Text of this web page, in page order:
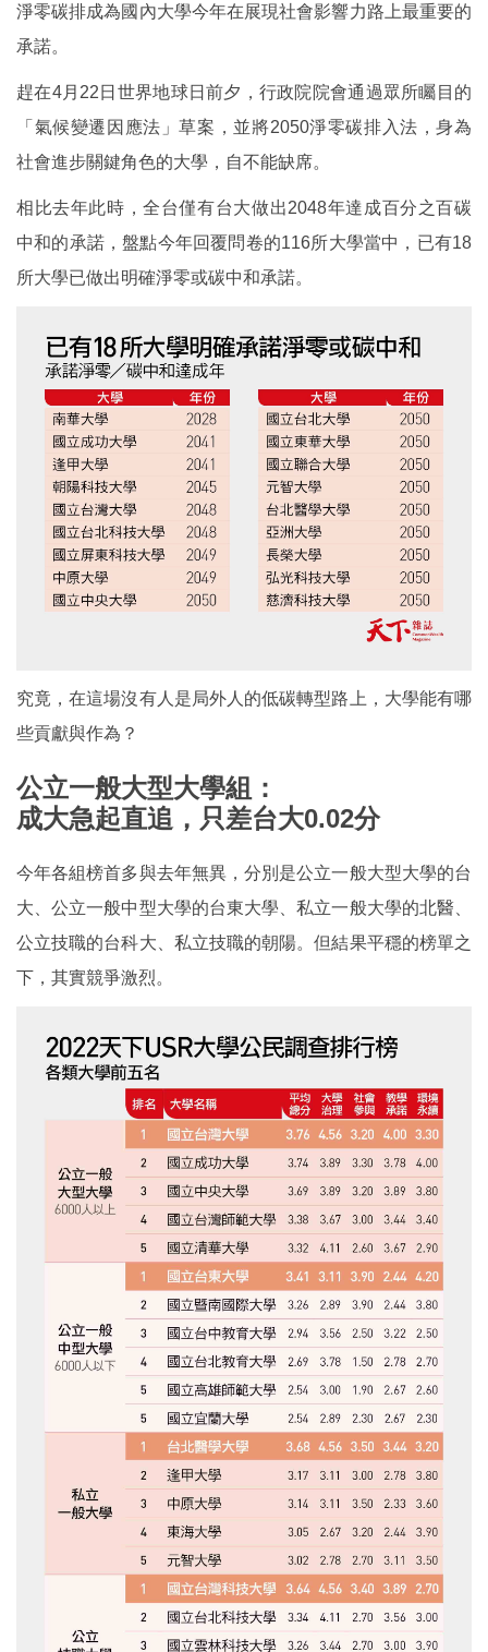
淨零碳排成為國內大學今年在展現社會影響力路上最重要的
承諾。
趕在4月22日世界地球日前夕，行政院院會通過眾所矚目的
「氣候變遷因應法」草案，並將2050淨零碳排入法，身為
社會進步關鍵角色的大學，自不能缺席。
相比去年此時，全台僅有台大做出2048年達成百分之百碳
中和的承諾，盤點今年回覆問卷的116所大學當中，已有18
所大學已做出明確淨零或碳中和承諾。
究竟，在這場沒有人是局外人的低碳轉型路上，大學能有哪
些貢獻與作為？
公立一般大型大學組：
成大急起直追，只差台大0.02分
今年各組榜首多與去年無異，分別是公立一般大型大學的台
大、公立一般中型大學的台東大學、私立一般大學的北醫、
公立技職的台科大、私立技職的朝陽。但結果平穩的榜單之
下，其實競爭激烈。